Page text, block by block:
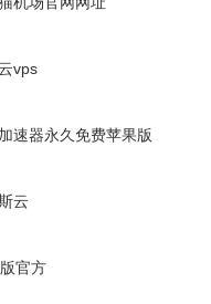
vps
速器永久免费苹果版
云
版官方